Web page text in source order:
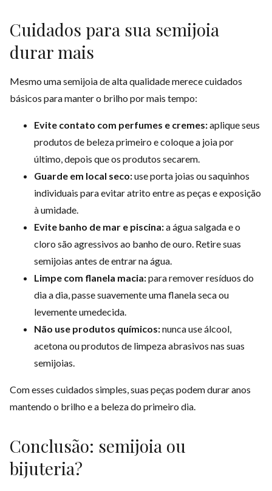
Cuidados para sua semijoia
durar mais
Mesmo uma semijoia de alta qualidade merece cuidados
básicos para manter o brilho por mais tempo:
Evite contato com perfumes e cremes:aplique seus
produtos de beleza primeiro e coloque a joia por
último, depois que os produtos secarem.
Guarde em local seco:use porta joias ou saquinhos
individuais para evitar atrito entre as peças e exposição
à umidade.
Evite banho de mar e piscina:a água salgada e o
cloro são agressivos ao banho de ouro. Retire suas
semijoias antes de entrar na água.
Limpe com flanela macia:para remover resíduos do
dia a dia, passe suavemente uma flanela seca ou
levemente umedecida.
Não use produtos químicos:nunca use álcool,
acetona ou produtos de limpeza abrasivos nas suas
semijoias.
Com esses cuidados simples, suas peças podem durar anos
mantendo o brilho e a beleza do primeiro dia.
Conclusão: semijoia ou
bijuteria?